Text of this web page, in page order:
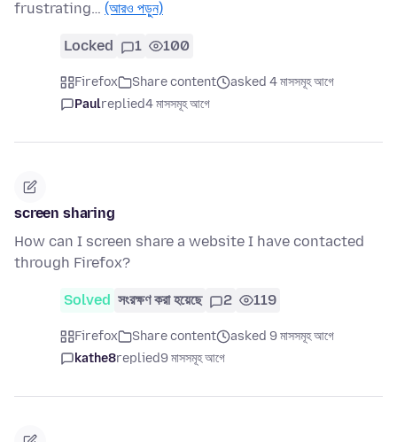
frustrating… (আরও পড়ুন)
Locked 1 100
Firefox Share content
asked 4 মাসসমূহ আগে
Paulreplied4 মাসসমূহ আগে
screen sharing
How can I screen share a website I have contacted
through Firefox?
Solved সংরক্ষণ করা হয়েছে 2 119
Firefox Share content
asked 9 মাসসমূহ আগে
kathe8replied9 মাসসমূহ আগে